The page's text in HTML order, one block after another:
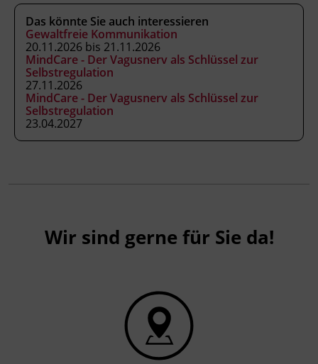
Geist und Psyche
Psychosomatische Aspekte
Risikofaktoren – Warnsignale des
Körpers
Ansätze von innerer Sprache und
Körpersprache
Rituale und Routinen
Die Weisheit des Körpers -
Phantasiereisen
Das könnte Sie auch interessieren
Gewaltfreie Kommunikation
20.11.2026 bis 21.11.2026
MindCare - Der Vagusnerv als Schlüssel zur
Selbstregulation
27.11.2026
MindCare - Der Vagusnerv als Schlüssel zur
Selbstregulation
23.04.2027
Wir sind gerne für Sie da!